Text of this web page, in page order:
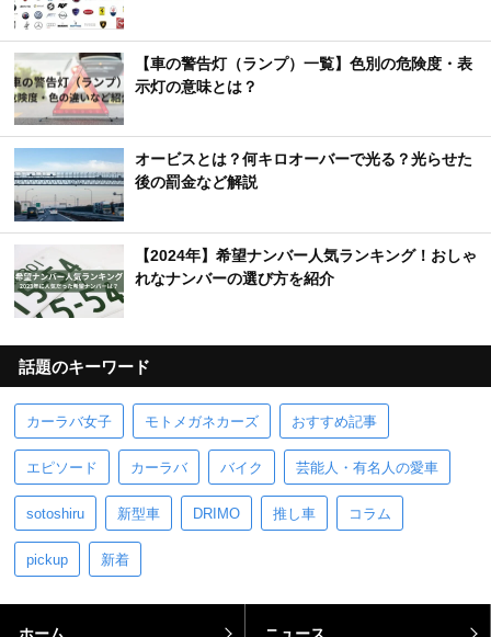
【車の警告灯（ランプ）一覧】色別の危険度・表
示灯の意味とは？
オービスとは？何キロオーバーで光る？光らせた
後の罰金など解説
【2024年】希望ナンバー人気ランキング！おしゃ
れなナンバーの選び方を紹介
話題のキーワード
カーラバ女子 モトメガネカーズ おすすめ記事
エピソード カーラバ バイク 芸能人・有名人の愛車
sotoshiru 新型車 DRIMO 推し車 コラム
pickup 新着